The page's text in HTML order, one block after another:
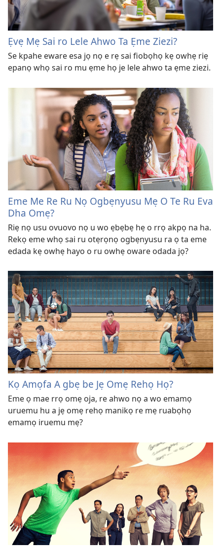
Ẹvẹ Mẹ Sai ro Lele Ahwo Ta Ẹme Ziezi?
Se kpahe eware esa jọ nọ e rẹ sai fiobọhọ kẹ owhẹ riẹ
epanọ whọ sai ro mu ẹme họ je lele ahwo ta ẹme ziezi.
Eme Me Re Ru Nọ Ogbẹnyusu Mẹ O Te Ru Eva
Dha Omẹ?
Riẹ nọ usu ovuovo nọ u wo ẹbẹbẹ hẹ o rrọ akpọ na ha.
Rekọ eme whọ sai ru otẹrọnọ ogbẹnyusu ra ọ ta eme
edada kẹ owhẹ hayo o ru owhẹ oware odada jọ?
Kọ Amọfa A gbẹ be Jẹ Omẹ Rehọ Họ?
Eme ọ mae rrọ omẹ oja, re ahwo nọ a wo emamọ
uruemu hu a jẹ omẹ rehọ manikọ re mẹ ruabọhọ
emamọ iruemu mẹ?